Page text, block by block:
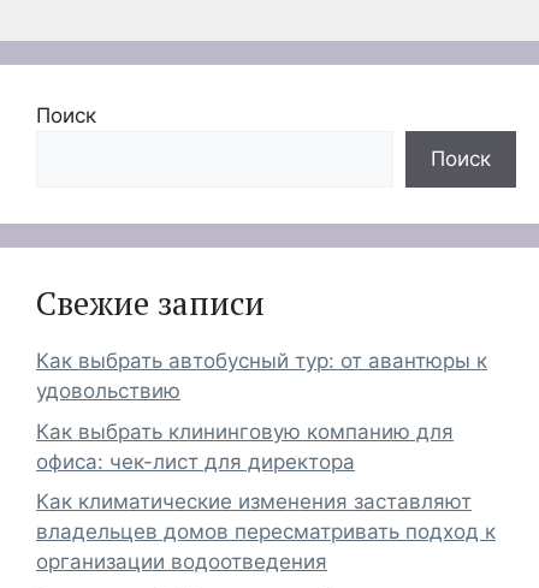
Поиск
Поиск
Свежие записи
Как выбрать автобусный тур: от авантюры к
удовольствию
Как выбрать клининговую компанию для
офиса: чек-лист для директора
Как климатические изменения заставляют
владельцев домов пересматривать подход к
организации водоотведения